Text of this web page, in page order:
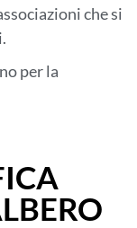
che si
per la